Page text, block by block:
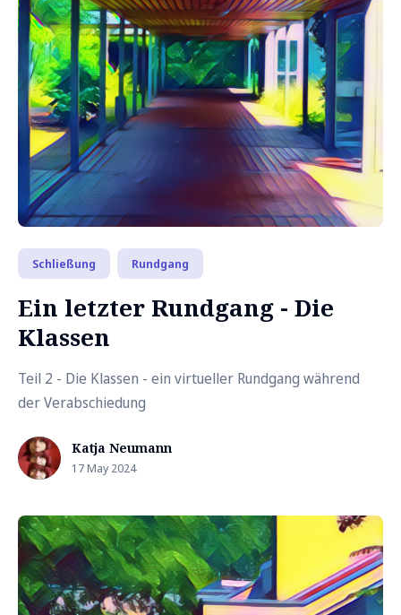
Schließung Rundgang
Ein letzter Rundgang - Die
Klassen
Teil 2 - Die Klassen - ein virtueller Rundgang während
der Verabschiedung
Katja Neumann
17 May 2024